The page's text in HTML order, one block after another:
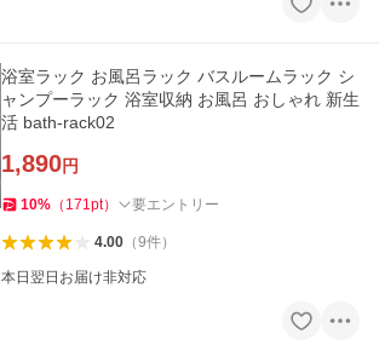
浴室ラック お風呂ラック バスルームラック シ
ャンプーラック 浴室収納 お風呂 おしゃれ 新生
活 bath-rack02
1,890円
10% （ 171pt） 要エントリー
4.00（9件）
本日翌日お届け非対応